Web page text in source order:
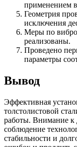
применением
Геометрия
исключения
Меры по
реализованы.
Проведено
параметры
Вывод
Эффективная
толстолистовой
работы. Внимание к
соблюдение
стабильности и